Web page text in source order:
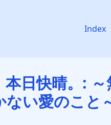
日快晴。:
ない愛のこと